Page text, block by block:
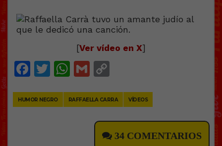
[Ver vídeo en X]
Facebook
Twitter
WhatsApp
Gmail
HUMOR NEGRO RAFFAELLA CARRA VÍDEOS
34 COMENTARIOS